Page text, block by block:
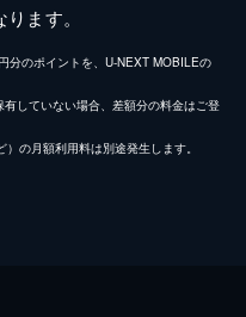
ます。
分のポイントを、U-NEXT MOBILEの
していない場合、差額分の料金はご登
の月額利用料は別途発生します。